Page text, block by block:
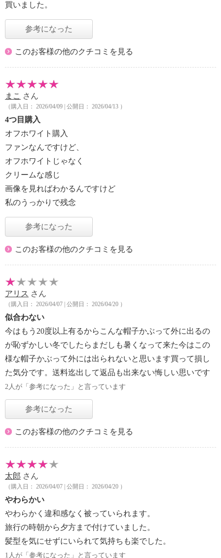
買いました。
参考になった
このお客様の他のクチコミを見る
まこ さん
（購入日： 2026/04/09 | 公開日： 2026/04/13 ）
4つ目購入
オフホワイト購入
ファンなんですけど、
オフホワイトじゃなく
クリームな感じ
画像を見ればわかるんですけど
私のうっかりで残念
参考になった
このお客様の他のクチコミを見る
アリス さん
（購入日： 2026/04/07 | 公開日： 2026/04/20 ）
似合わない
今はもう20度以上有るからこんな帽子かぶって外に出るの
が恥ずかしい冬でしたらまだしも暑くなって来た今はこの
様な帽子かぶって外には出られないと思います買って損し
た気分です。送料迄出して返品も出来ない悔しい思いです
2人が「参考になった」と言っています
参考になった
このお客様の他のクチコミを見る
太郎 さん
（購入日： 2026/04/07 | 公開日： 2026/04/20 ）
やわらかい
やわらかく違和感なく被っていられます。
旅行の時朝から夕方まで付けていました。
髪型を気にせずにいられて気持ちも楽でした。
1人が「参考になった」と言っています